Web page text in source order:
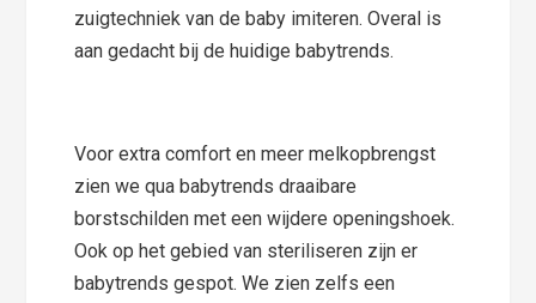
zuigtechniek van de baby imiteren. Overal is
aan gedacht bij de huidige babytrends.
Voor extra comfort en meer melkopbrengst
zien we qua babytrends draaibare
borstschilden met een wijdere openingshoek.
Ook op het gebied van steriliseren zijn er
babytrends gespot. We zien zelfs een